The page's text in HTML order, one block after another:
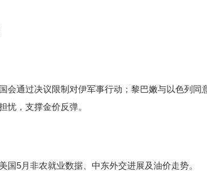
通过决议限制对伊军事行动；黎巴嫩与以色列同
忧，支撑金价反弹。
5月非农就业数据、中东外交进展及油价走势。